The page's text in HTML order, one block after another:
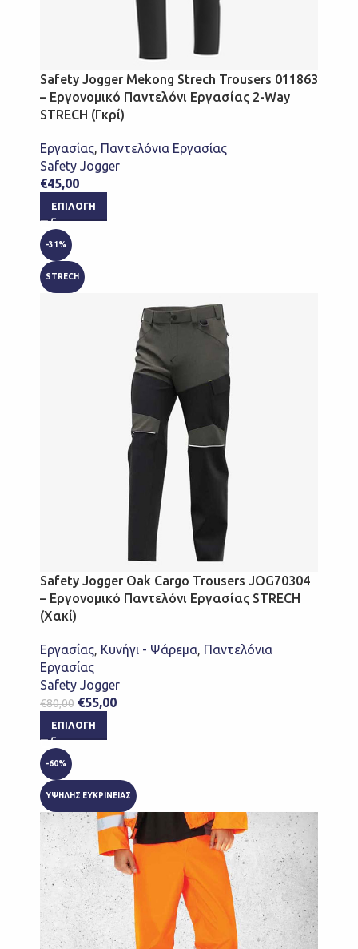
Safety Jogger Mekong Strech Trousers 011863
– Εργονομικό Παντελόνι Εργασίας 2-Way
STRECH (Γκρί)
Εργασίας, Παντελόνια Εργασίας
Safety Jogger
€45,00
ΕΠΙΛΟΓΉ
-31%
STRECH
Safety Jogger Oak Cargo Trousers JOG70304
– Εργονομικό Παντελόνι Εργασίας STRECH
(Χακί)
Εργασίας, Κυνήγι - Ψάρεμα, Παντελόνια
Εργασίας
Safety Jogger
€80,00 €55,00
ΕΠΙΛΟΓΉ
-60%
ΥΨΗΛΗΣ ΕΥΚΡΙΝΕΙΑΣ